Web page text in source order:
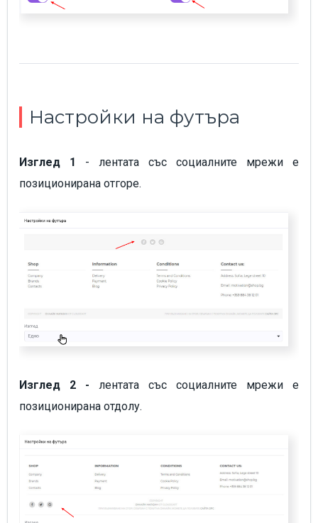
Настройки на футъра
Изглед 1
- лентата със социалните мрежи е
позиционирана отгоре.
Изглед 2 - лентата със социалните мрежи е
позиционирана отдолу.